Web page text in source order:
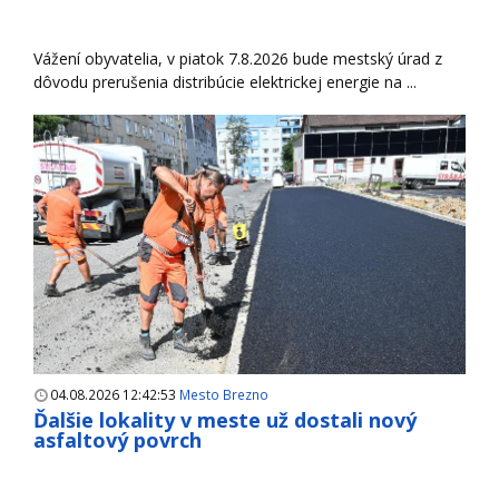
Vážení obyvatelia, v piatok 7.8.2026 bude mestský úrad z
dôvodu prerušenia distribúcie elektrickej energie na ...
04.08.2026 12:42:53 Mesto Brezno
Ďalšie lokality v meste už dostali nový
asfaltový povrch